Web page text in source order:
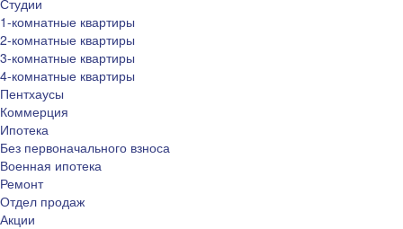
Студии
1-комнатные квартиры
2-комнатные квартиры
3-комнатные квартиры
4-комнатные квартиры
Пентхаусы
Коммерция
Ипотека
Без первоначального взноса
Военная ипотека
Ремонт
Отдел продаж
Акции